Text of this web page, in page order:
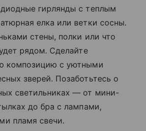
гирлянды с теплым
елка или ветки сосны.
стены, полки или что
рядом. Сделайте
композицию с уютными
зверей. Позаботьтесь о
светильниках — от мини-
до бра с лампами,
пламя свечи.